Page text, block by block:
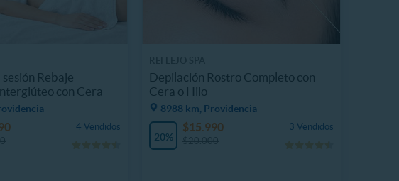
Rebaje
con Cera
4 Vendidos
Depilación Rostro Completo con
Cera o Hilo
8988 km, Providencia
20%
3 Vendidos
$15.990